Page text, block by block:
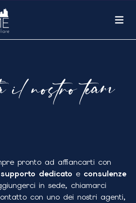
nostro team
pronto ad affiancarti con
supporto dedicato e consulenze
in sede, chiamarci
con uno dei nostri agenti,